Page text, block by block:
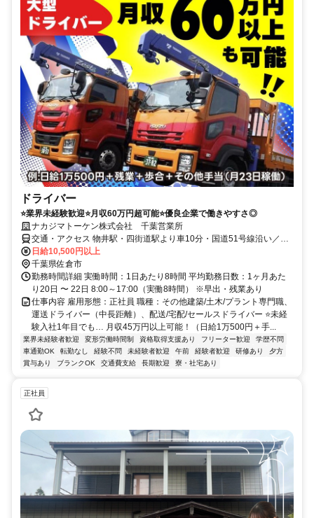
ドライバー
⭐業界未経験歓迎⭐月収60万円超可能⭐優良企業で働きやすさ◎
ナカジマトーケン株式会社 千葉営業所
交通・アクセス 物井駅・四街道駅より車10分・国道51号線沿い／車
通勤OK（駐車場完備）
日給10,500円以上
千葉県佐倉市
勤務時間詳細 実働時間：1日あたり8時間 平均勤務日数：1ヶ月あた
り20日 〜 22日 8:00～17:00（実働8時間） ※早出・残業あり
仕事内容 雇用形態：正社員 職種：その他建築/土木/プラント専門職、
運送ドライバー（中長距離）、配送/宅配/セールスドライバー ⭐未経
験入社1年目でも… 月収45万円以上可能！（日給1万500円＋手...
業界未経験者歓迎 変形労働時間制 資格取得支援あり フリーター歓迎
学歴不問
車通勤OK
転勤なし 経験不問 未経験者歓迎 午前 経験者歓迎 研修あり
夕方
賞与あり
ブランクOK 交通費支給 長期歓迎 寮・社宅あり
正社員